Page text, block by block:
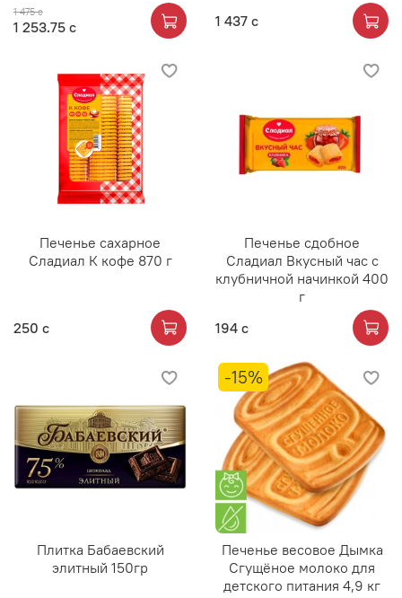
1 475 с
1 253.75 с
1 437 с
Печенье сахарное
Сладиал К кофе 870 г
250 с
Печенье сдобное
Сладиал Вкусный час с
клубничной начинкой 400
г
194 с
Плитка Бабаевский
элитный 150гр
-15%
Печенье весовое Дымка
Сгущёное молоко для
детского питания 4,9 кг